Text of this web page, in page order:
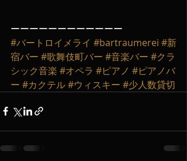
ーーーーーーーーーーーー
#バートロイメライ #bartraumerei #新
宿バー #歌舞伎町バー #音楽バー #クラ
シック音楽 #オペラ #ピアノ #ピアノバ
ー #カクテル#ウィスキー #少人数貸切